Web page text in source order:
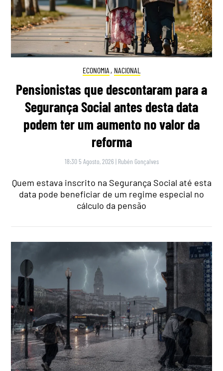
ECONOMIA , NACIONAL
Pensionistas que descontaram para a
Segurança Social antes desta data
podem ter um aumento no valor da
reforma
18:30 5 Agosto, 2026 | Rubén Gonçalves
Quem estava inscrito na Segurança Social até esta
data pode beneficiar de um regime especial no
cálculo da pensão